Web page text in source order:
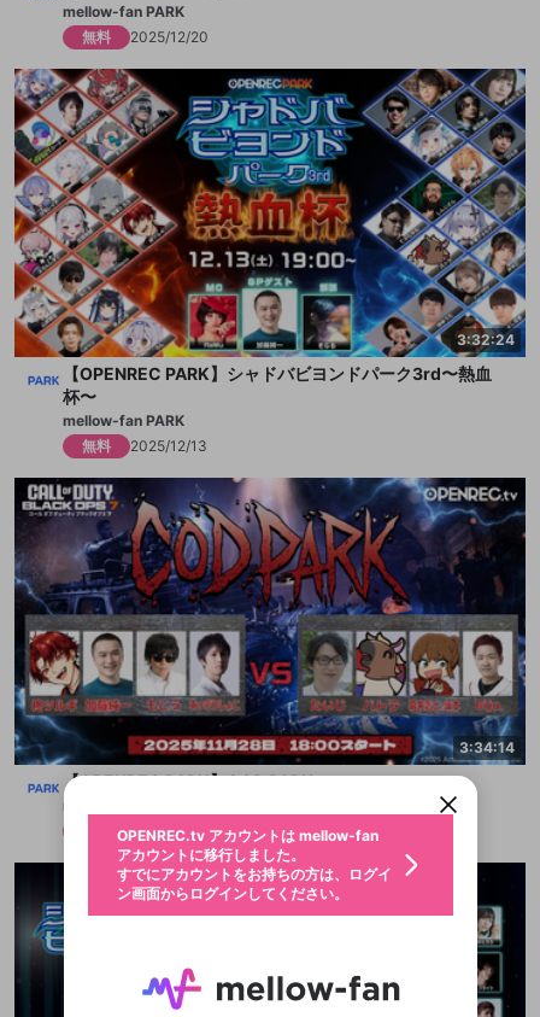
mellow-fan PARK
無料
2025/12/20
3:32:24
【OPENREC PARK】シャドバビヨンドパーク3rd〜熱血
杯〜
mellow-fan PARK
無料
2025/12/13
3:34:14
【OPENREC PARK】COD PARK
mellow-fan PARK
2025/11/28
ブレイクタイム広告
ライブ配信中に休憩するときに、最大1分間の広告
を表示することができます。
アプリで快適に視聴しよう！
OPENREC.tv アカウントは mellow-fan
アカウントに移行しました。
すでにアカウントをお持ちの方は、ログイ
新規登録
メールアドレスで新規登録
または
新規登録
@
OPENREC.tvアカウントはmellow-fanア
カウントに統合しました。
こちらからOPENREC.tvでログイン中のア
ログイン
メールアドレスでログイン
または
ログイン
OPENREC.tv アカウントは mellow-fan
アカウントに移行しました。
すでにアカウントをお持ちの方は、ログイ
ン画面からログインしてください。
登録したメールアドレスを入力し、送信してくださ
入力していただいたメールアドレ
スに、パスワード再設定用URLを
パーソナルデータの登録
年
生年月は登録後に変更できません。
認証コードの入力
セッションの有効期限が切れたた
不適切なユーザーとして報告しま
すか？
問題を選択してください
わいせつな表現
サブスクシェア
詳しくはこちら
限定コミュニティ参加方法
Discordアカウントをお持ちでない方